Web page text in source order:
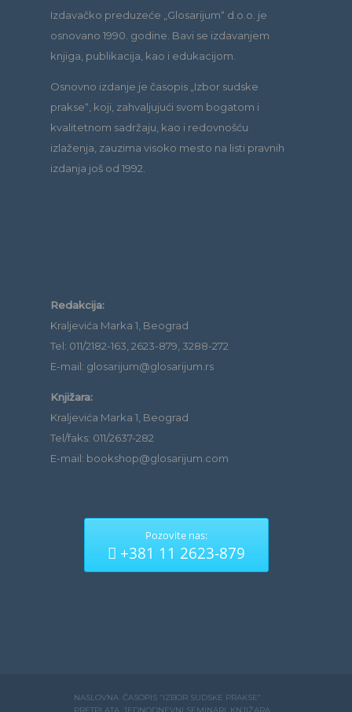
Izdavačko preduzeće „Glosarijum“ d.o.o. je
osnovano 1990. godine. Bavi se izdavanjem
knjiga, publikacija, kao i edukacijom.
Osnovno izdanje je časopis „Izbor sudske
prakse“, koji, zahvaljujući svom bogatom i
kvalitetnom sadržaju, kao i redovnošću
izlaženja, zauzima visoko mesto na listi pravnih
izdanja još od 1992.
Redakcija:
Kraljevića Marka 1, Beograd
Tel: 011/2182-163, 2623-879, 3288-272
E-mail: glosarijum@glosarijum.rs
Knjižara:
Kraljevića Marka 1, Beograd
Tel/faks: 011/2637-282
E-mail: bookshop@glosarijum.com
Pozovite nas:
+381 11 2623-879
NASLOVNA ČASOPIS “IZBOR SUDSKE PRAKSE”